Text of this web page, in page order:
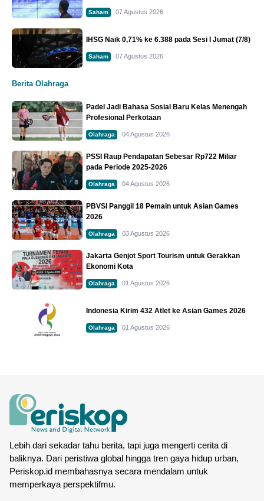
Saham 07 Agustus 2026
IHSG Naik 0,71% ke 6.388 pada Sesi I Jumat (7/8)
Saham 07 Agustus 2026
Berita Olahraga
Padel Jadi Bahasa Sosial Baru Kelas Menengah
Profesional Perkotaan
Olahraga 04 Agustus 2026
PSSI Raup Pendapatan Sebesar Rp722 Miliar
pada Periode 2025-2026
Olahraga 04 Agustus 2026
PBVSI Panggil 18 Pemain untuk Asian Games
2026
Olahraga 03 Agustus 2026
Jakarta Genjot Sport Tourism untuk Gerakkan
Ekonomi Kota
Olahraga 01 Agustus 2026
Indonesia Kirim 432 Atlet ke Asian Games 2026
Olahraga 01 Agustus 2026
Lebih dari sekadar tahu berita, tapi juga mengerti cerita di
baliknya. Dari peristiwa global hingga tren gaya hidup urban,
Periskop.id membahasnya secara mendalam untuk
memperkaya perspektifmu.